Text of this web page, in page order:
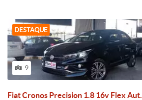
DESTAQUE
9
Fiat Cronos Precision 1.8 16v Flex Aut.